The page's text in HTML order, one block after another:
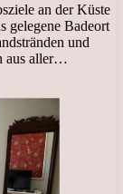
an der Küste
gelegene Badeort
und
aus aller…